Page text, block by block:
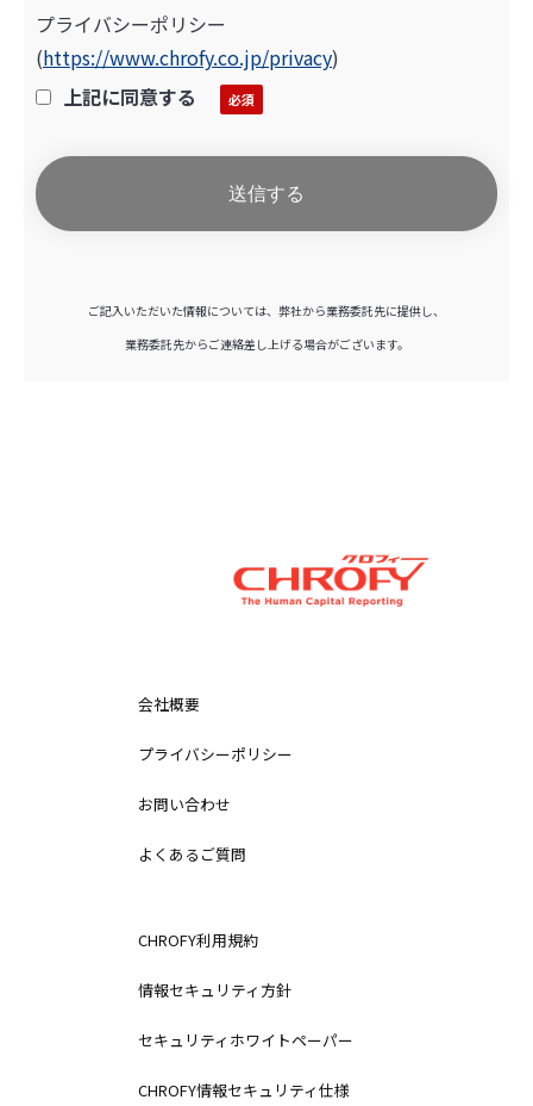
プライバシーポリシー
(https://www.chrofy.co.jp/privacy)
上記に同意する
ご記入いただいた情報については、弊社から業務委託先に提供し、
業務委託先からご連絡差し上げる場合がございます。
会社概要
プライバシーポリシー
お問い合わせ
よくあるご質問
CHROFY利用規約
情報セキュリティ方針
セキュリティホワイトペーパー
CHROFY情報セキュリティ仕様